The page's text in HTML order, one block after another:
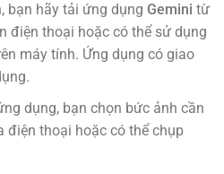
bạn hãy tải ứng dụng Gemini từ
điện thoại hoặc có thể sử dụng
máy tính. Ứng dụng có giao
dụng, bạn chọn bức ảnh cần
điện thoại hoặc có thể chụp